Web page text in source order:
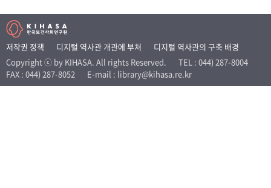
저작권 정책 디지털 역사관 개관에 부쳐
디지털 역사관의 구축 배경
Copyright ⓒ by KIHASA. All rights Reserved.
TEL : 044) 287-8004
FAX : 044) 287-8052
E-mail : library@kihasa.re.kr